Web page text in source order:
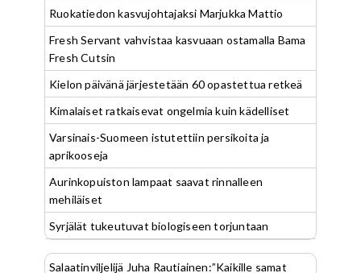
Ruokatiedon kasvujohtajaksi Marjukka Mattio
Fresh Servant vahvistaa kasvuaan ostamalla Bama
Fresh Cutsin
Kielon päivänä järjestetään 60 opastettua retkeä
Kimalaiset ratkaisevat ongelmia kuin kädelliset
Varsinais-Suomeen istutettiin persikoita ja
aprikooseja
Aurinkopuiston lampaat saavat rinnalleen
mehiläiset
Syrjälät tukeutuvat biologiseen torjuntaan
Salaatinviljelijä Juha Rautiainen:”Kaikille samat